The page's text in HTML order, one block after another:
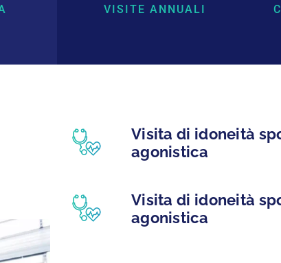
VISITE ANNUALI
Visita di idoneità
agonistica
Visita di idoneità
agonistica